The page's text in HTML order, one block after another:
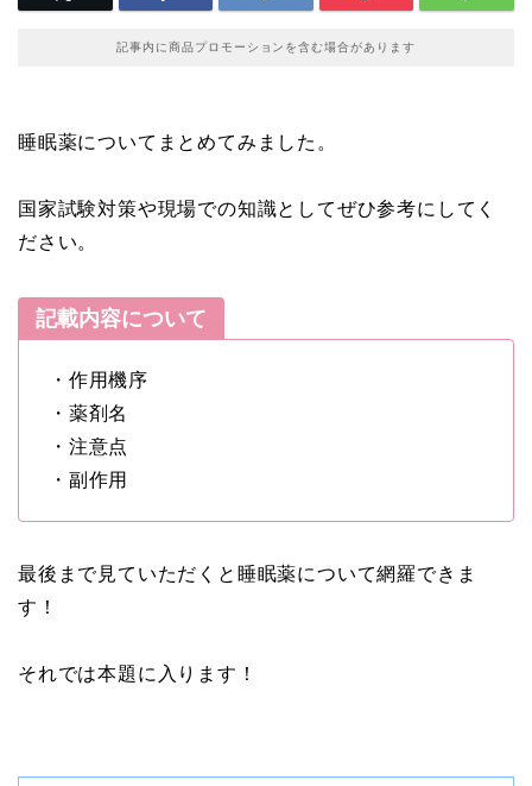
記事内に商品プロモーションを含む場合があります
睡眠薬についてまとめてみました。
国家試験対策や現場での知識としてぜひ参考にしてく
ださい。
記載内容について
・作用機序
・薬剤名
・注意点
・副作用
最後まで見ていただくと睡眠薬について網羅できま
す！
それでは本題に入ります！